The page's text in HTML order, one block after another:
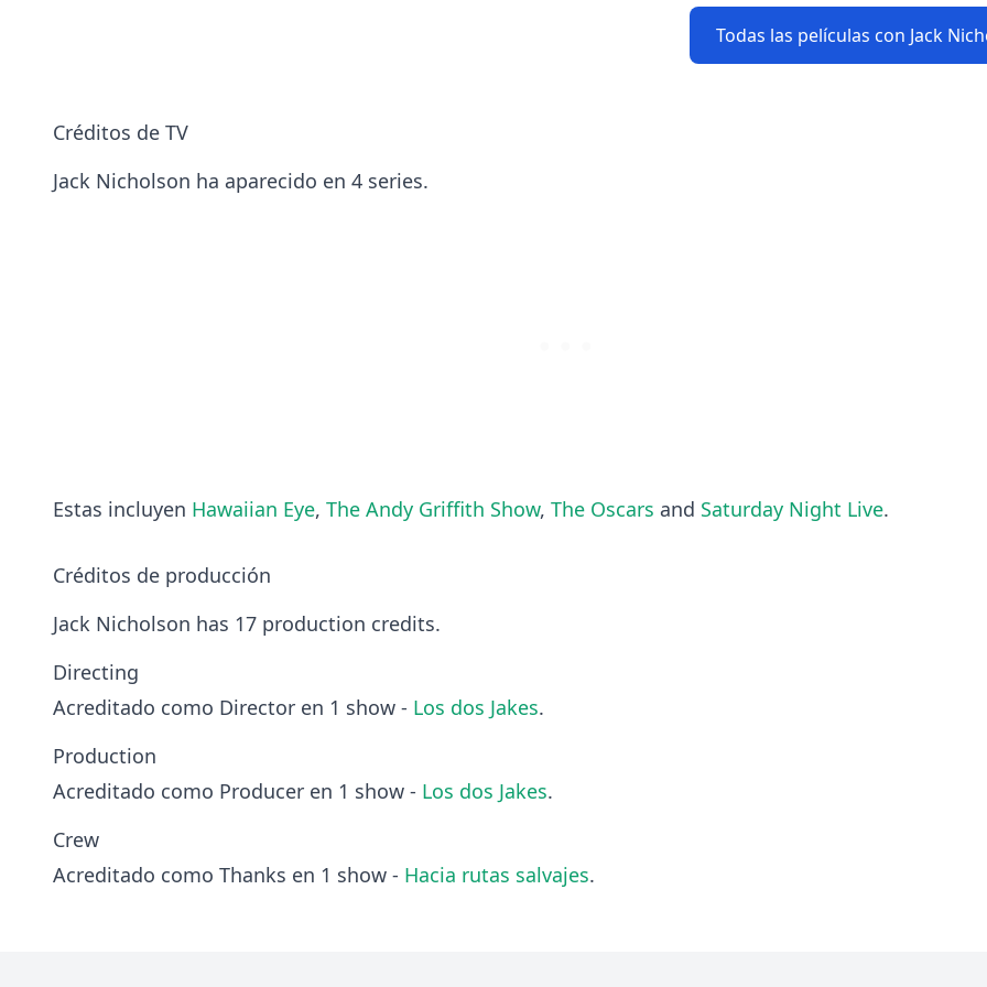
Todas las películas con Jack
Créditos de TV
Jack Nicholson ha aparecido en 4 series.
Estas incluyen Hawaiian Eye, The Andy Griffith Show, The Oscars and Saturday Night Live.
Créditos de producción
Jack Nicholson has 17 production credits.
Directing
Acreditado como Director en 1 show - Los dos Jakes.
Production
Acreditado como Producer en 1 show - Los dos Jakes.
Crew
Acreditado como Thanks en 1 show - Hacia rutas salvajes.